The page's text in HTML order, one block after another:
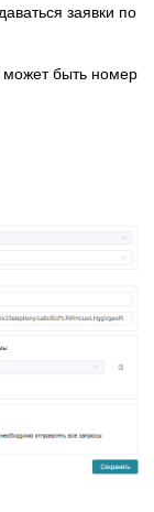
заявки по
может быть номер